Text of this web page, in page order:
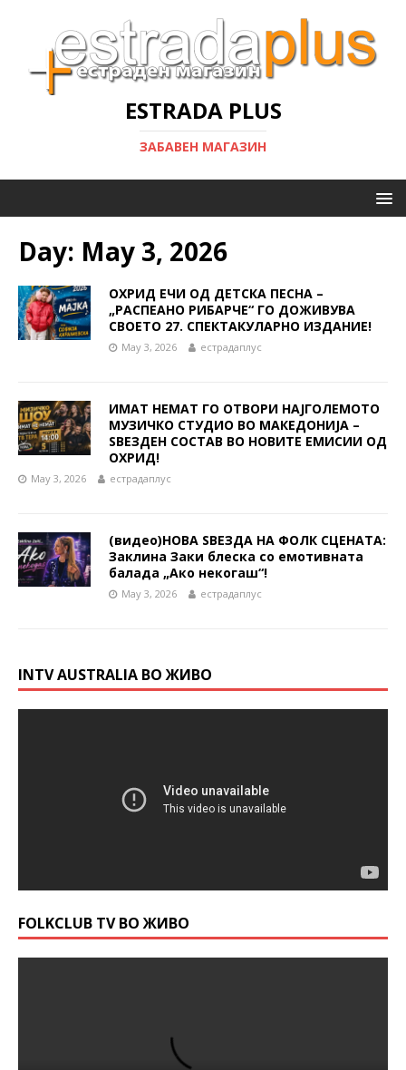
ESTRADA PLUS
ЗАБАВЕН МАГАЗИН
Day: May 3, 2026
ОХРИД ЕЧИ ОД ДЕТСКА ПЕСНА –
„РАСПЕАНО РИБАРЧЕ“ ГО ДОЖИВУВА
СВОЕТО 27. СПЕКТАКУЛАРНО ИЗДАНИЕ!
May 3, 2026 естрадаплус
ИМАТ НЕМАT ГО ОТВОРИ НАЈГОЛЕМОТО
МУЗИЧКО СТУДИО ВО МАКЕДОНИЈА –
ЅВЕЗДЕН СОСТАВ ВО НОВИТЕ ЕМИСИИ ОД
ОХРИД!
May 3, 2026 естрадаплус
(видео)НОВА ЅВЕЗДА НА ФОЛК СЦЕНАТА:
Заклина Заки блеска со емотивната
балада „Ако некогаш“!
May 3, 2026 естрадаплус
INTV AUSTRALIA ВО ЖИВО
FOLKCLUB TV ВО ЖИВО